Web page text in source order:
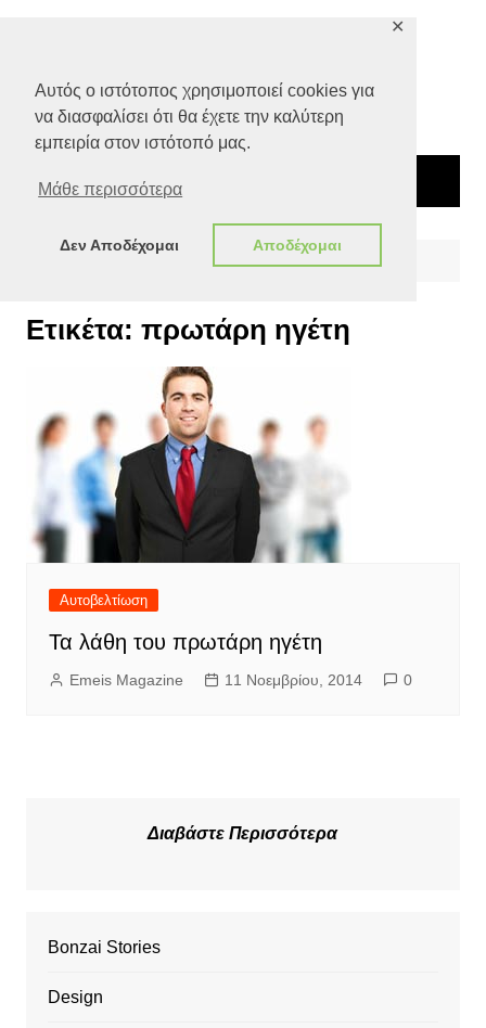
Αυτός ο ιστότοπος χρησιμοποιεί cookies για
να διασφαλίσει ότι θα έχετε την καλύτερη
εμπειρία στον ιστότοπό μας.
Μάθε περισσότερα
Δεν Αποδέχομαι Αποδέχομαι
✕
πρωτάρη ηγέτη
Ετικέτα: πρωτάρη ηγέτη
Αυτοβελτίωση
Τα λάθη του πρωτάρη ηγέτη
Emeis Magazine 11 Νοεμβρίου, 2014 0
Διαβάστε Περισσότερα
Bonzai Stories
Design